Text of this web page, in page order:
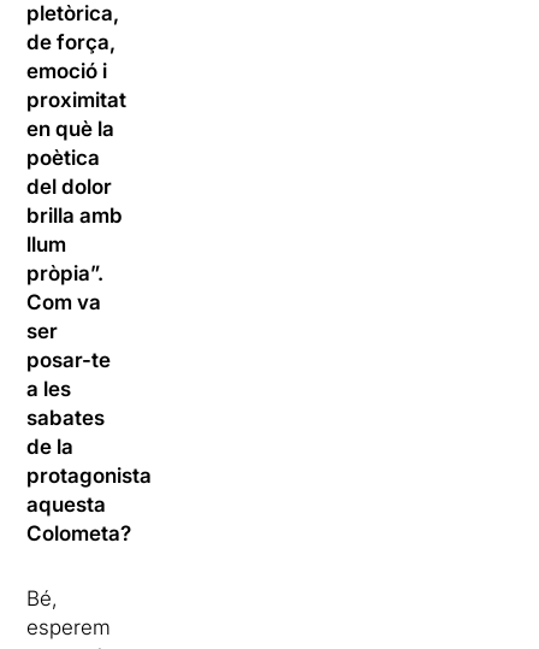
pletòrica,
de força,
emoció i
proximitat
en què la
poètica
del dolor
brilla amb
llum
pròpia”.
Com va
ser
posar-te
a les
sabates
de la
protagonista,
aquesta
Colometa?
Bé,
esperem